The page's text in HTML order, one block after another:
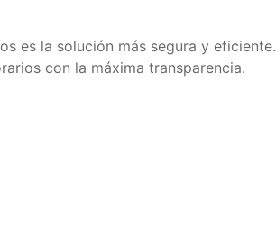
es la solución más segura y
con la máxima transparencia.